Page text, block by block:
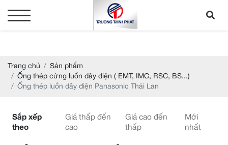
Trang chủ
Sản phẩm
Ống thép cứng luồn dây điện ( EMT, IMC, RSC, BS...)
Ống thép luồn dây điện Panasonic Thái Lan
Sắp xếp
theo
Giá thấp đến
cao
Giá cao đến
thấp
Mới
nhất